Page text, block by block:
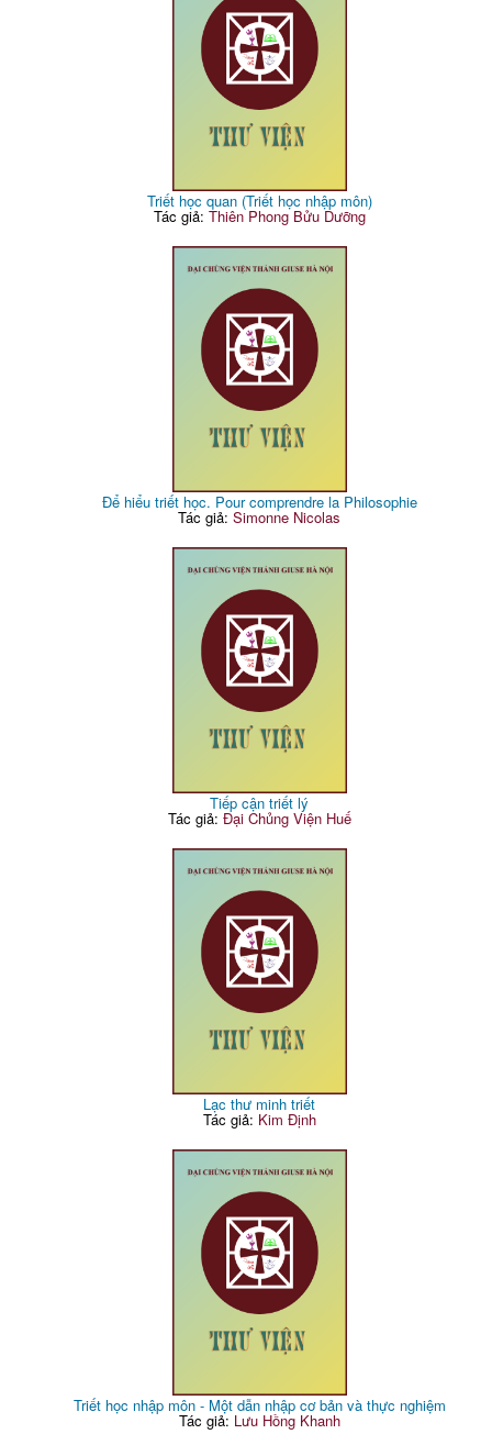
Triết học quan (Triết học nhập môn)
Tác giả: Thiên Phong Bửu Dưỡng
Để hiểu triết học. Pour comprendre la Philosophie
Tác giả:Simonne Nicolas
Tiếp cận triết lý
Tác giả: Đại Chủng Viện Huế
Lạc thư minh triết
Tác giả: Kim Định
Triết học nhập môn - Một dẫn nhập cơ bản và thực nghiệm
Tác giả: Lưu Hồng Khanh